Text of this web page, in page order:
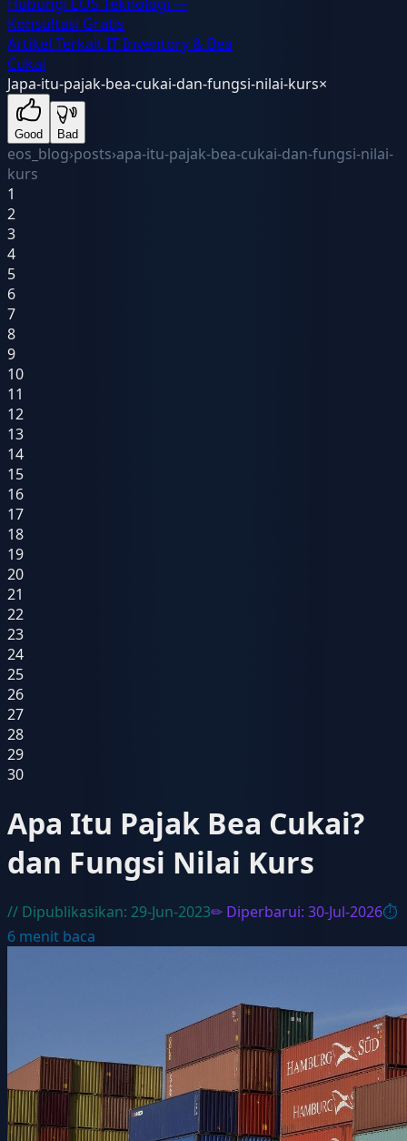
Konsultasi Gratis
Artikel Terkait IT Inventory & Bea
Cukai
Japa-itu-pajak-bea-cukai-dan-fungsi-nilai-kurs×
Good Bad
eos_blog›posts›apa-itu-pajak-bea-cukai-dan-fungsi-nilai-
kurs
1
2
3
4
5
6
7
8
9
10
11
12
13
14
15
16
17
18
19
20
21
22
23
24
25
26
27
28
29
30
Apa Itu Pajak Bea Cukai?
dan Fungsi Nilai Kurs
// Dipublikasikan: 29-Jun-2023✏ Diperbarui: 30-Jul-2026⏱
6 menit baca